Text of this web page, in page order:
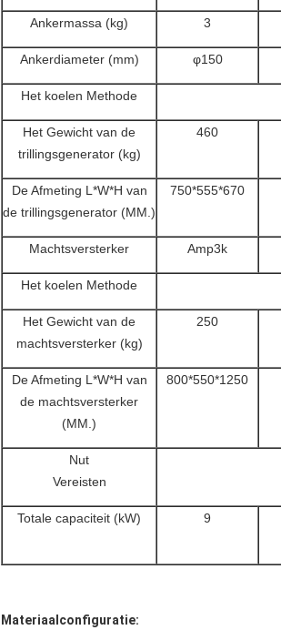
Ankermassa (kg) 3
Ankerdiameter (mm) φ150
Het koelen Methode
Het Gewicht van de
trillingsgenerator (kg)
460
De Afmeting L*W*H van
de trillingsgenerator (MM.)
750*555*670
Machtsversterker Amp3k
Het koelen Methode
Het Gewicht van de
machtsversterker (kg)
250
De Afmeting L*W*H van
de machtsversterker
(MM.)
800*550*1250
Nut
Vereisten
Totale capaciteit (kW) 9
Materiaalconfiguratie: